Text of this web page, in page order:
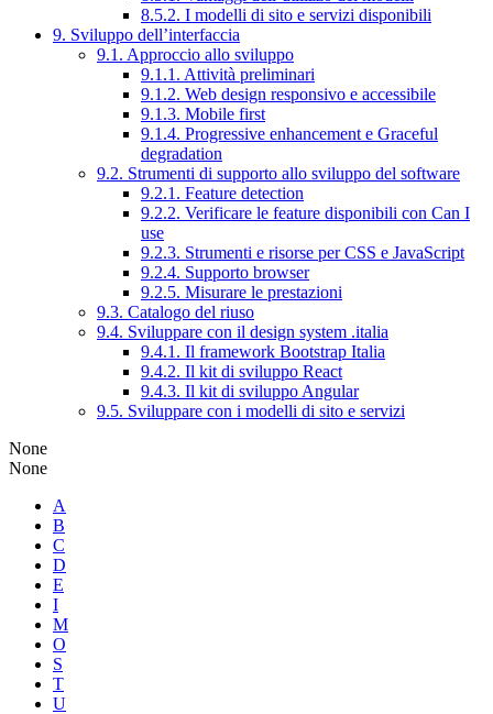
8.5.2. I modelli di sito e servizi disponibili
9. Sviluppo dell’interfaccia
9.1. Approccio allo sviluppo
9.1.1. Attività preliminari
9.1.2. Web design responsivo e accessibile
9.1.3. Mobile first
9.1.4. Progressive enhancement e Graceful
degradation
9.2. Strumenti di supporto allo sviluppo del software
9.2.1. Feature detection
9.2.2. Verificare le feature disponibili con Can I
use
9.2.3. Strumenti e risorse per CSS e JavaScript
9.2.4. Supporto browser
9.2.5. Misurare le prestazioni
9.3. Catalogo del riuso
9.4. Sviluppare con il design system .italia
9.4.1. Il framework Bootstrap Italia
9.4.2. Il kit di sviluppo React
9.4.3. Il kit di sviluppo Angular
9.5. Sviluppare con i modelli di sito e servizi
None
None
A
B
C
D
E
I
M
O
S
T
U